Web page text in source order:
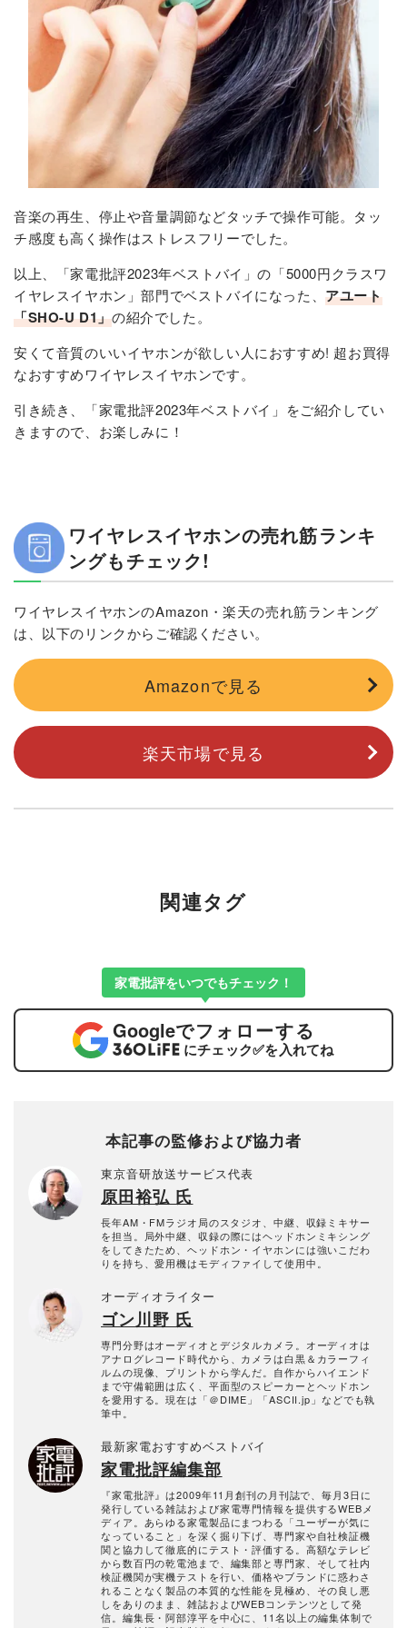
音楽の再生、停止や音量調節などタッチで操作可能。タッ
チ感度も高く操作はストレスフリーでした。
以上、「家電批評2023年ベストバイ」の「5000円クラスワ
イヤレスイヤホン」部門でベストバイになった、アユート
「SHO-U D1」​の紹介でした。
安くて音質のいいイヤホンが欲しい人におすすめ! 超お買得
なおすすめワイヤレスイヤホンです。
引き続き、「家電批評2023年ベストバイ」をご紹介してい
きますので、お楽しみに！
ワイヤレスイヤホンの売れ筋ランキ
ングもチェック!
ワイヤレスイヤホンのAmazon・楽天の売れ筋ランキング
は、以下のリンクからご確認ください。
Amazonで見る
楽天市場で見る
関連タグ
家電批評をいつでもチェック！
Googleでフォローする
にチェック✅を入れてね
本記事の監修および協力者
東京音研放送サービス代表
原田裕弘 氏
長年AM・FMラジオ局のスタジオ、中継、収録ミキサー
を担当。局外中継、収録の際にはヘッドホンミキシング
をしてきたため、ヘッドホン・イヤホンには強いこだわ
りを持ち、愛用機はモディファイして使用中。
オーディオライター
ゴン川野 氏
専門分野はオーディオとデジタルカメラ。オーディオは
アナログレコード時代から、カメラは白黒＆カラーフィ
ルムの現像、プリントから学んだ。自作からハイエンド
まで守備範囲は広く、平面型のスピーカーとヘッドホン
を愛用する。現在は「＠DIME」「ASCII.jp」などでも執
筆中。
最新家電おすすめベストバイ
家電批評編集部
『家電批評』は2009年11月創刊の月刊誌で、毎月3日に
発行している雑誌および家電専門情報を提供するWEBメ
ディア。あらゆる家電製品にまつわる「ユーザーが気に
なっていること」を深く掘り下げ、専門家や自社検証機
関と協力して徹底的にテスト・評価する。高額なテレビ
から数百円の乾電池まで、編集部と専門家、そして社内
検証機関が実機テストを行い、価格やブランドに惑わさ
れることなく製品の本質的な性能を見極め、その良し悪
しをありのまま、雑誌およびWEBコンテンツとして発
信。編集長・阿部淳平を中心に、11名以上の編集体制で